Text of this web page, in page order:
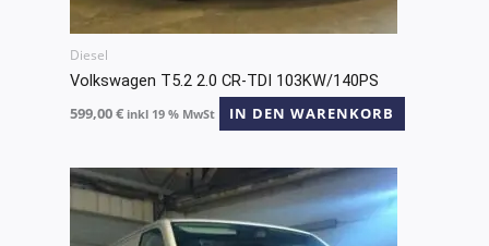
Diesel
Volkswagen T5.2 2.0 CR-TDI 103KW/140PS
599,00€ inkl 19 % MwSt IN DEN WARENKORB